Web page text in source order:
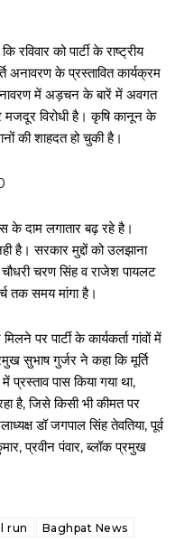
रविवार को पार्टी के राष्ट्रीय
अनावरण के प्रस्तावित कार्यक्रम
अनावरण में अड़चन के बारें में अवगत
मजदूर विरोधी है। कृषि कानून के
की शाहदत हो चुकी है।
के दाम लगातार बढ़ रहे है।
है। सरकार मुद्दों को उलझाना
चौधरी चरण सिंह व राजेश पायलट
तक समय मांगा है।
पर पार्टी के कार्यकर्ता गांवों में
सुभाष गुर्जर ने कहा कि मूर्ति
प्रस्ताव पास किया गया था,
है, जिसे किसी भी कीमत पर
डॉ जगपाल सिंह तेवतिया, पूर्व
प्रवीन पंवार, ब्लॉक प्रमुख
run Baghpat News